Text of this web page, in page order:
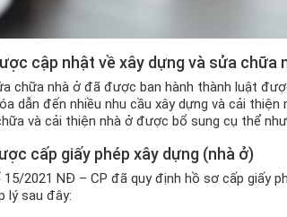
cập nhật về xây dựng và sửa chữa
chữa nhà ở đã được ban hành thành luật
dẫn đến nhiều nhu cầu xây dựng và cải
và cải thiện nhà ở được bổ sung cụ thể
cấp giấy phép xây dựng (nhà ở)
2021 NĐ – CP đã quy định hồ sơ cấp giấy
lý sau đây: